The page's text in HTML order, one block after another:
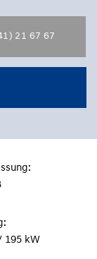
21 67 67
195 kW